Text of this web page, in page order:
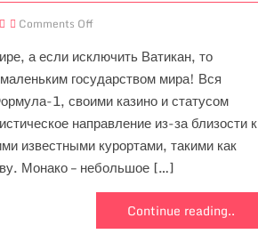
Comments Off
а если исключить Ватикан, то
государством мира! Вся
1, своими казино и статусом
направление из-за близости к
известными курортами, такими как
Монако – небольшое […]
Continue reading..